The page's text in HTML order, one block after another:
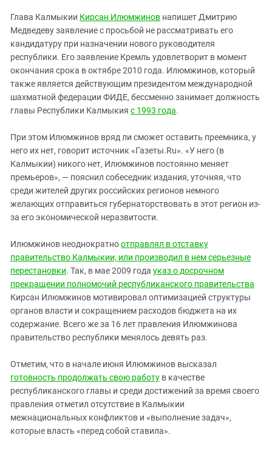
КАВКАЗ ЗА ПАЛЕСТИНУ
ИНАКОМЫСЛИЕ В ЧЕЧНЕ
ПРЕСЛЕДОВАНИЕ АКТИВИСТОВ
МОБИЛИЗАЦИЯ И ПРОТЕСТЫ
Ингушетия
Кабардино-Балкария
Калмыкия
Карачаево-Черкесия
Краснодарский край
Российская Федерация
Ростовская область
Северная Осетия - Алания
Ставропольский край
Южная Осетия
Южный Кавказ
Глава Калмыкии Кирсан Илюмжинов напишет Дмитрию
Медведеву заявление с просьбой не рассматривать его
кандидатуру при назначении нового руководителя
республики. Его заявление Кремль удовлетворит в момент
окончания срока в октябре 2010 года. Илюмжинов, который
также является действующим президентом международной
шахматной федерации ФИДЕ, бессменно занимает должность
главы Республики Калмыкия с 1993 года.
При этом Илюмжинов вряд ли сможет оставить преемника, у
него их нет, говорит источник «Газеты.Ru». «У него (в
Калмыкии) никого нет, Илюмжинов постоянно меняет
премьеров», — пояснил собеседник издания, уточняя, что
среди жителей других российских регионов немного
желающих отправиться губернаторствовать в этот регион из-
за его экономической неразвитости.
Илюмжинов неоднократноотправлял в отставку
правительство Калмыкии, или производил в нем серьезные
перестановки. Так, в мае 2009 года указ о досрочном
прекращении полномочий республиканского правительства
Кирсан Илюмжинов мотивировал оптимизацией структуры
органов власти и сокращением расходов бюджета на их
содержание. Всего же за 16 лет правления Илюмжинова
правительство республики менялось девять раз.
Отметим, что в начале июня Илюмжинов высказал
готовность продолжать свою работу в качестве
республиканского главы и среди достижений за время своего
правления отметил отсутствие в Калмыкии
межнациональных конфликтов и «выполнение задач»,
которые власть «перед собой ставила».